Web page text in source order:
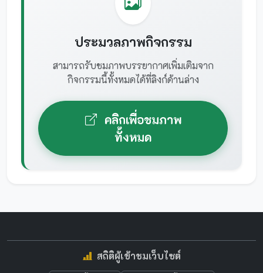
ประมวลภาพกิจกรรม
สามารถรับชมภาพบรรยากาศเพิ่มเติมจาก
กิจกรรมนี้ทั้งหมดได้ที่ลิงก์ด้านล่าง
คลิกเพื่อชมภาพ
ทั้งหมด
สถิติผู้เข้าชมเว็บไซต์